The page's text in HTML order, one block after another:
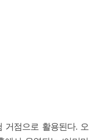
거점으로 활용된다. 오